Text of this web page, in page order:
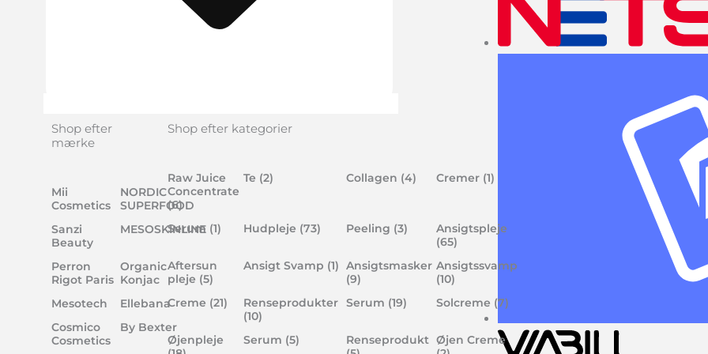
Shop efter
mærke
Mii
Cosmetics
NORDIC
SUPERFOOD
Sanzi
Beauty
MESOSKINLINE
Perron
Rigot Paris
Organic
Konjac
Mesotech
Ellebana
Cosmico
Cosmetics
By Bexter
Shop efter kategorier
Raw Juice
Concentrate
(6)
Te (2) Collagen (4) Cremer (1)
Serum (1) Hudpleje (73) Peeling (3)
Ansigtspleje
(65)
Aftersun
pleje (5)
Ansigt Svamp (1)
Ansigtsmasker
(9)
Ansigtssvamp
(10)
Creme (21)
Renseprodukter
(10)
Serum (19) Solcreme (7)
Øjenpleje
Serum (5)
Renseprodukt
Øjen Creme